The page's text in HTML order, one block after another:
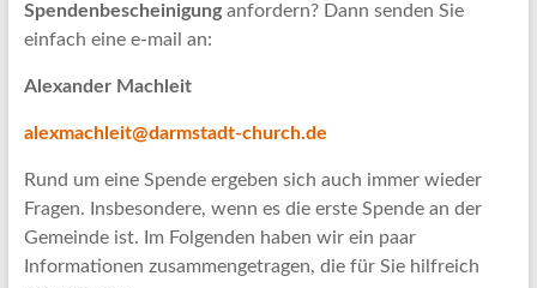
Spendenbescheinigunganfordern? Dann senden Sie
einfach eine e-mail an:
Alexander Machleit
alexmachleit@darmstadt-church.de
Rund um eine Spende ergeben sich auch immer wieder
Fragen. Insbesondere, wenn es die erste Spende an der
Gemeinde ist. Im Folgenden haben wir ein paar
Informationen zusammengetragen, die für Sie hilfreich